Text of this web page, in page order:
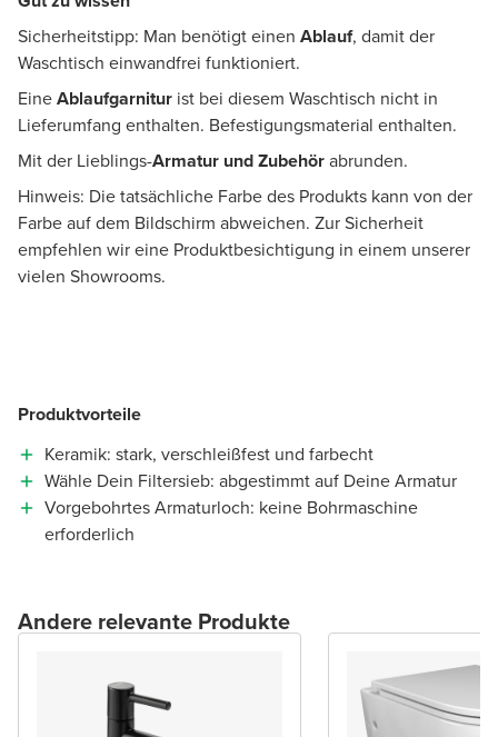
Sicherheitstipp: Man benötigt einen Ablauf, damit der
Waschtisch einwandfrei funktioniert.
EineAblaufgarnitur ist bei diesem Waschtisch nicht in
Lieferumfang enthalten. Befestigungsmaterial enthalten.
Mit der Lieblings-Armatur und Zubehörabrunden.
Hinweis: Die tatsächliche Farbe des Produkts kann von der
Farbe auf dem Bildschirm abweichen. Zur Sicherheit
empfehlen wir eine Produktbesichtigung in einem unserer
vielen Showrooms.
Produktvorteile
Keramik: stark, verschleißfest und farbecht
Wähle Dein Filtersieb: abgestimmt auf Deine Armatur
Vorgebohrtes Armaturloch: keine Bohrmaschine
erforderlich
Andere relevante Produkte